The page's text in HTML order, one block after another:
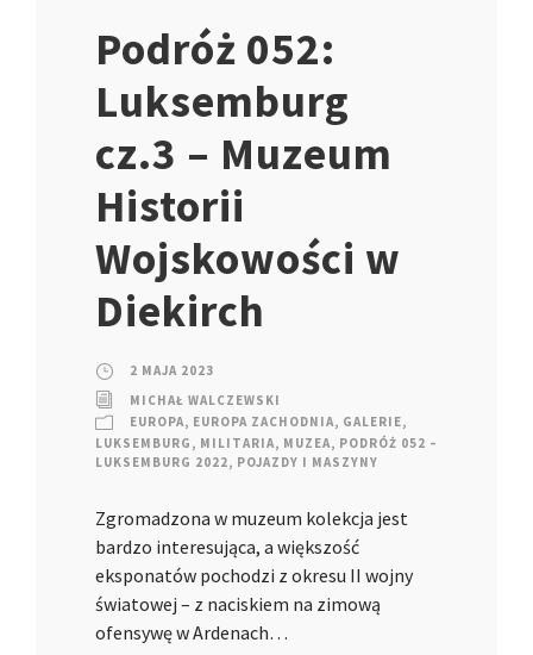
Podróż 052:
Luksemburg
cz.3 – Muzeum
Historii
Wojskowości w
Diekirch
2 MAJA 2023
MICHAŁ WALCZEWSKI
EUROPA, EUROPA ZACHODNIA, GALERIE,
LUKSEMBURG , MILITARIA, MUZEA, PODRÓŻ 052 –
LUKSEMBURG 2022, POJAZDY I MASZYNY
Zgromadzona w muzeum kolekcja jest
bardzo interesująca, a większość
eksponatów pochodzi z okresu II wojny
światowej – z naciskiem na zimową
ofensywę w Ardenach…